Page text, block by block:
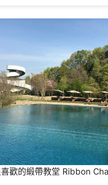
歡的緞帶教堂 Ribbon